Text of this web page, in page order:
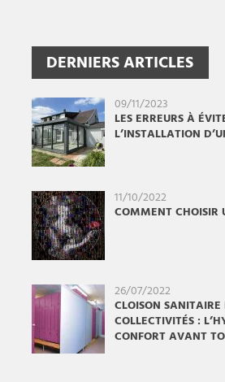
DERNIERS ARTICLES
09/11/2023
LES ERREURS À
L’INSTALLATION
11/10/2022
COMMENT CHOISIR
26/07/2022
CLOISON SANITAIRE
COLLECTIVITÉS :
CONFORT AVANT